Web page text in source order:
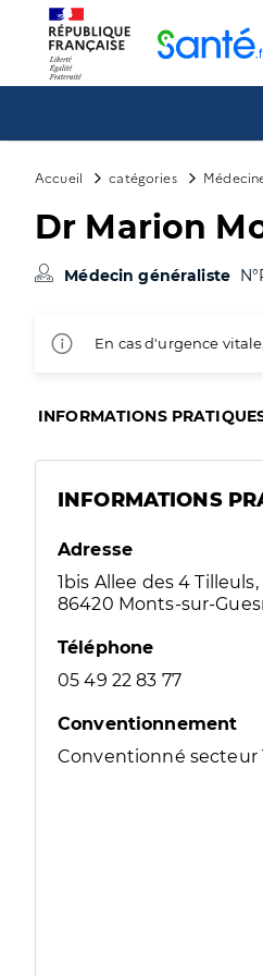
Accueil catégories
Dr Marion
Médecin généraliste
En cas d'urgence
INFORMATIONS
INFORMATIONS
Adresse
1bis Allee des 4 Tilleuls,
86420 Monts-sur-
Téléphone
05 49 22 83 77
Conventionnement
Conventionné secteur
Panneau de gestion des cookies